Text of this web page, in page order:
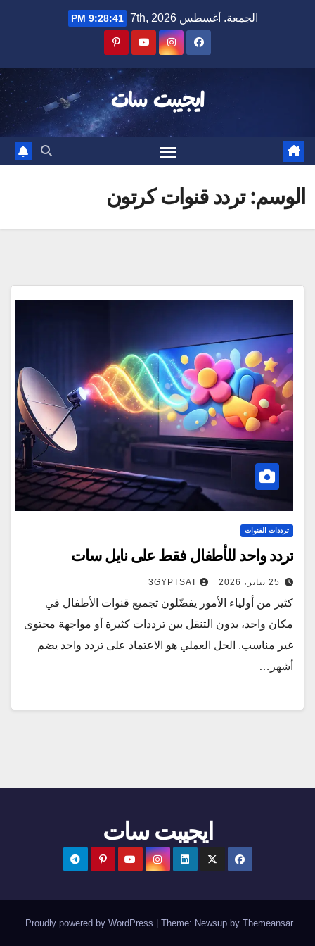
الجمعة. أغسطس 7th, 2026 9:28:41 PM
ايجيبت سات
الوسم:تردد قنوات كرتون
ترددات القنوات
تردد واحد للأطفال فقط على نايل سات
25 يناير، 2026 3GYPTSAT
كثير من أولياء الأمور يفضّلون تجميع قنوات الأطفال في
مكان واحد، بدون التنقل بين ترددات كثيرة أو مواجهة محتوى
غير مناسب. الحل العملي هو الاعتماد على تردد واحد يضم
أشهر…
ايجيبت سات
Proudly powered by WordPress Theme: Newsupby Themeansar